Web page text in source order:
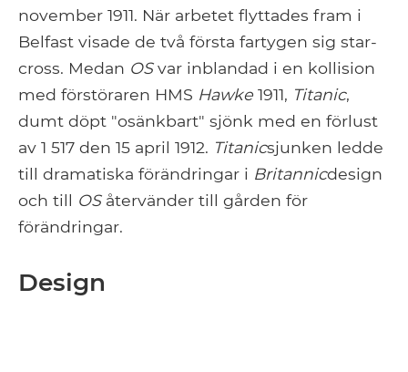
november 1911. När arbetet flyttades fram i
Belfast visade de två första fartygen sig star-
cross. Medan OSvar inblandad i en kollision
med förstöraren HMS Hawke 1911, Titanic,
dumt döpt "osänkbart" sjönk med en förlust
av 1 517 den 15 april 1912. Titanicsjunken ledde
till dramatiska förändringar i Britannicdesign
och till OSåtervänder till gården för
förändringar.
Design